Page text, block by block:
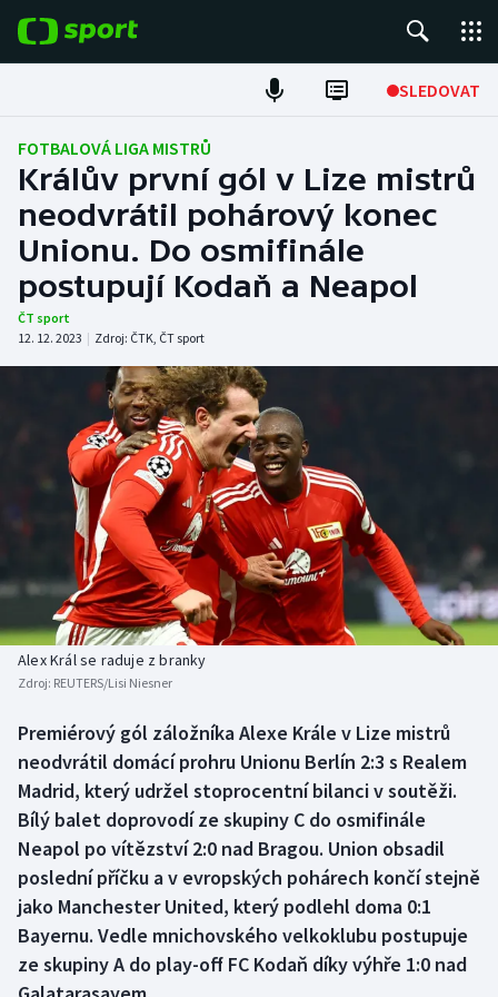
SLEDOVAT
Fotbal
Hokej
Tenis
Atletika
DALŠÍ SPORTY
Americký fotbal
Baseball a softbal
Basketbal
Biatlon
Boby a skeleton
Box
Curling
Dostihy
Florbal
Futsal
NEPŘEHLÉDNĚTE
Soutěže
Historické návraty
Aplikace ČT sport
AZ kvíz
FOTBALOVÁ LIGA MISTRŮ
Králův první gól v Lize mistrů
neodvrátil pohárový konec
Unionu. Do osmifinále
postupují Kodaň a Neapol
ČT sport
12. 12. 2023 | Zdroj: ČTK, ČT sport
Alex Král se raduje z branky
Zdroj: REUTERS/Lisi Niesner
Premiérový gól záložníka Alexe Krále v Lize mistrů
neodvrátil domácí prohru Unionu Berlín 2:3 s Realem
Madrid, který udržel stoprocentní bilanci v soutěži.
Bílý balet doprovodí ze skupiny C do osmifinále
Neapol po vítězství 2:0 nad Bragou. Union obsadil
poslední příčku a v evropských pohárech končí stejně
jako Manchester United, který podlehl doma 0:1
Bayernu. Vedle mnichovského velkoklubu postupuje
ze skupiny A do play-off FC Kodaň díky výhře 1:0 nad